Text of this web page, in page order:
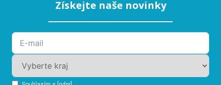
Získejte naše novinky